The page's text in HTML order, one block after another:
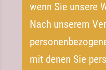
wenn Sie unsere
Nach unserem
mit denen Sie